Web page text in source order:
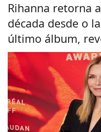
Rihanna retorna
década desde o
último álbum,